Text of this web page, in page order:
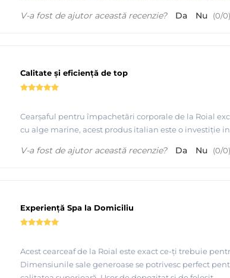
V-a fost de ajutor această recenzie? Da Nu (0/0)
Calitate și eficiență de top
Cearșaful pentru împachetări corporale de la Roial
cu alge marine, acest produs italian este o investiție
V-a fost de ajutor această recenzie?
Da Nu (0/0)
Experiență Spa la Domiciliu
Acest cearceaf de la Roial este exact ce-ți trebuie
Dimensiunile sale generoase se potrivesc perfect